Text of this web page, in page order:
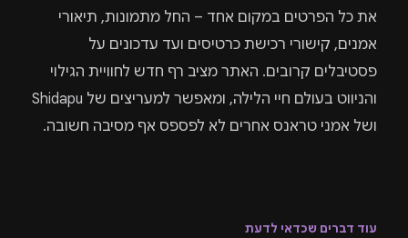
את כל הפרטים במקום אחד – החל מתמונות, תיאורי
אמנים, קישורי רכישת כרטיסים ועד עדכונים על
פסטיבלים קרובים. האתר מציב רף חדש לחוויית הגילוי
והניווט בעולם חיי הלילה, ומאפשר למעריצים של Shidapu
ושל אמני טראנס אחרים לא לפספס אף מסיבה חשובה.
עוד דברים שכדאי לדעת